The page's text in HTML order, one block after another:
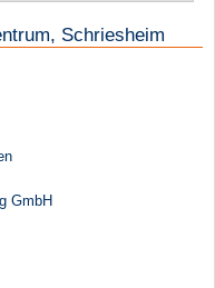
Schriesheim
GmbH